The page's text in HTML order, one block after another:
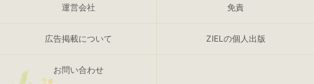
運営会社 免責
広告掲載について ZIELの個人出版
お問い合わせ